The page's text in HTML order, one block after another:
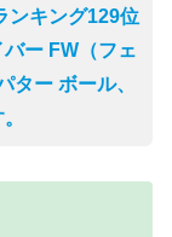
ンキング129位
ー FW（フェ
ター ボール、